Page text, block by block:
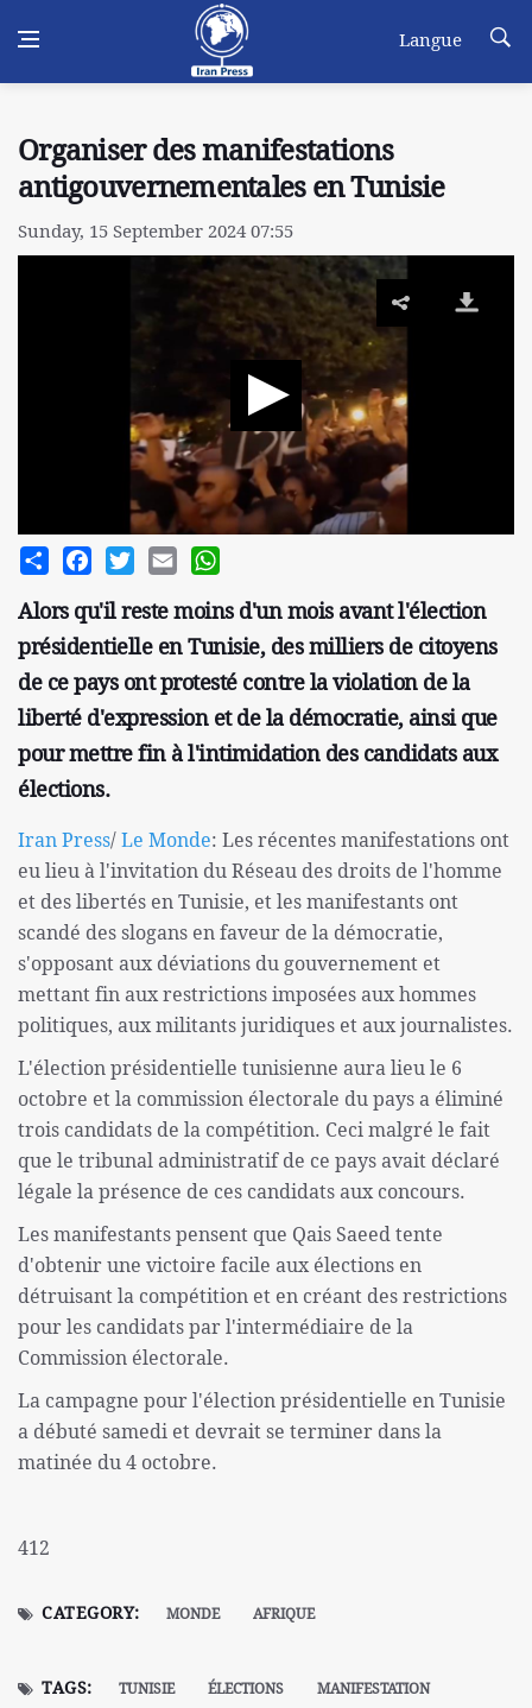
Langue
Organiser des manifestations
antigouvernementales en Tunisie
Sunday, 15 September 2024 07:55
Share FacebookTwitterEmail
Alors qu'il reste moins d'un mois avant l'élection
présidentielle en Tunisie, des milliers de citoyens
de ce pays ont protesté contre la violation de la
liberté d'expression et de la démocratie, ainsi que
pour mettre fin à l'intimidation des candidats aux
élections.
Iran Press/Le Monde: Les récentes manifestations ont
eu lieu à l'invitation du Réseau des droits de l'homme
et des libertés en Tunisie, et les manifestants ont
scandé des slogans en faveur de la démocratie,
s'opposant aux déviations du gouvernement et
mettant fin aux restrictions imposées aux hommes
politiques, aux militants juridiques et aux journalistes.
L'élection présidentielle tunisienne aura lieu le 6
octobre et la commission électorale du pays a éliminé
trois candidats de la compétition. Ceci malgré le fait
que le tribunal administratif de ce pays avait déclaré
légale la présence de ces candidats aux concours.
Les manifestants pensent que Qais Saeed tente
d'obtenir une victoire facile aux élections en
détruisant la compétition et en créant des restrictions
pour les candidats par l'intermédiaire de la
Commission électorale.
La campagne pour l'élection présidentielle en Tunisie
a débuté samedi et devrait se terminer dans la
matinée du 4 octobre.
412
CATEGORY: MONDE AFRIQUE
TAGS: TUNISIE ÉLECTIONS MANIFESTATION